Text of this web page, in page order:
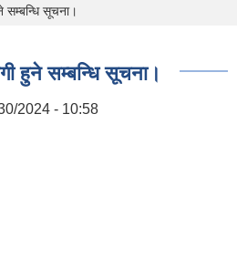
सम्बन्धि सूचना।
हुने सम्बन्धि सूचना।
2024 - 10:58